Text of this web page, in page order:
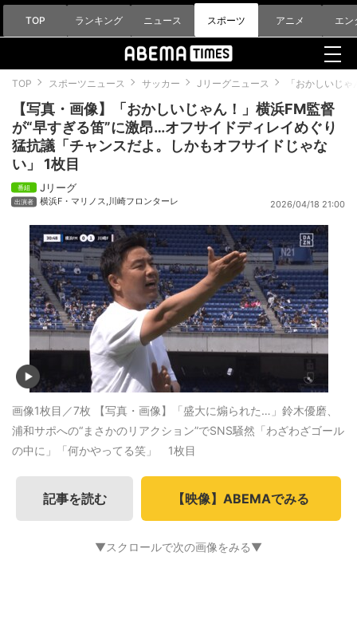
TOP ランキング ニュース スポーツ アニメ エン
TOP スポーツニュース サッカー Jリーグニュース 「おかしいじ
【写真・画像】「おかしいじゃん！」横浜FM監督
が“早すぎる笛”に激昂…オフサイドディレイめぐり
猛抗議「チャンスだよ。しかもオフサイドじゃな
い」 1枚目
Jリーグ
横浜F・マリノス, 川崎フロンターレ 2026/04/18 21:00
画像1枚目／7枚 【写真・画像】「盛大に煽られた…」鈴木優磨、
浦和サポへの“まさかのリアクション”でSNS騒然「わざわざゴール
の中に」「何かやってる笑」 1枚目
記事を読む 【映像】ABEMAでみる
▼スクロールで次の画像をみる▼